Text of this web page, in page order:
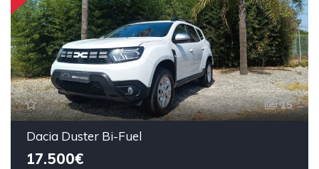
15
Dacia Duster Bi-Fuel
17.500€